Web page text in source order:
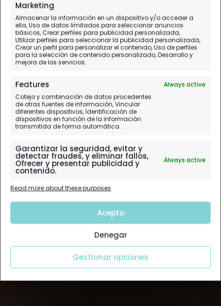
Marketing
Almacenar la información en un dispositivo y/o acceder a
ella, Uso de datos limitados para seleccionar anuncios
básicos, Crear perfiles para publicidad personalizada,
Utilizar perfiles para seleccionar la publicidad personalizada,
Crear un perfil para personalizar el contenido, Uso de perfiles
para la selección de contenido personalizado, Desarrollo y
mejora de los servicios.
Features
Always active
Cotejo y combinación de datos procedentes
de otras fuentes de información, Vincular
diferentes dispositivos, Identificación de
dispositivos en función de la información
transmitida de forma automática.
Garantizar la seguridad, evitar y
detectar fraudes, y eliminar fallos,
Ofrecer y presentar publicidad y
contenido.
Always active
Read more about these purposes
Acepto
Denegar
Gestionar opciones